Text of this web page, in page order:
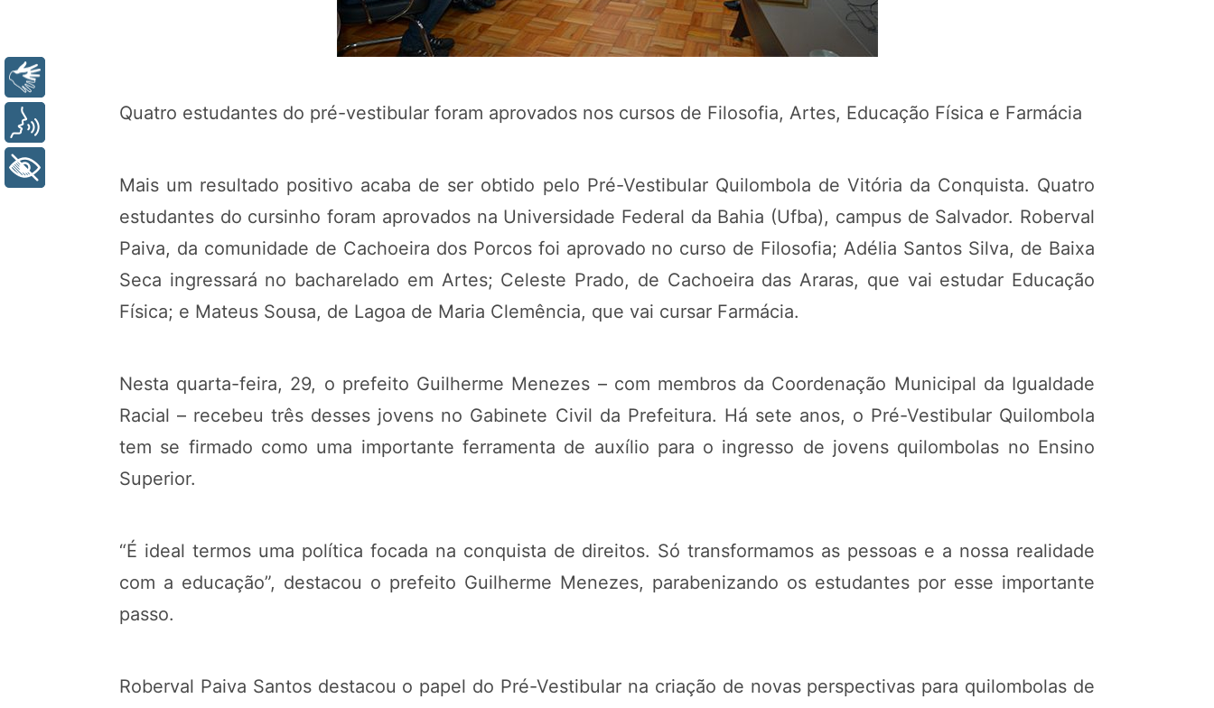
Quatro estudantes do pré-vestibular foram aprovados nos cursos de Filosofia, Artes, Educação Física e Farmácia
Mais um resultado positivo acaba de ser obtido pelo Pré-Vestibular Quilombola de Vitória da Conquista. Quatro
estudantes do cursinho foram aprovados na Universidade Federal da Bahia (Ufba), campus de Salvador. Roberval
Paiva, da comunidade de Cachoeira dos Porcos foi aprovado no curso de Filosofia; Adélia Santos Silva, de Baixa
Seca ingressará no bacharelado em Artes; Celeste Prado, de Cachoeira das Araras, que vai estudar Educação
Física; e Mateus Sousa, de Lagoa de Maria Clemência, que vai cursar Farmácia.
Nesta quarta-feira, 29, o prefeito Guilherme Menezes – com membros da Coordenação Municipal da Igualdade
Racial – recebeu três desses jovens no Gabinete Civil da Prefeitura. Há sete anos, o Pré-Vestibular Quilombola
tem se firmado como uma importante ferramenta de auxílio para o ingresso de jovens quilombolas no Ensino
Superior.
“É ideal termos uma política focada na conquista de direitos. Só transformamos as pessoas e a nossa realidade
com a educação”, destacou o prefeito Guilherme Menezes, parabenizando os estudantes por esse importante
passo.
Roberval Paiva Santos destacou o papel do Pré-Vestibular na criação de novas perspectivas para quilombolas de